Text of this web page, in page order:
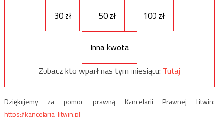
30 zł
50 zł 100 zł
Inna kwota
Zobacz kto wparł nas tym miesiącu: Tutaj
Dziękujemy za pomoc prawną Kancelarii Prawnej Litwin:
https://kancelaria-litwin.pl